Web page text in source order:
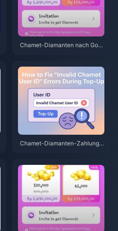
Chamet-Diamanten nach Goo
Chamet-Diamanten-Zahlung a